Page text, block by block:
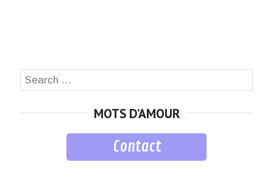
Search
MOTS D’AMOUR
Contact